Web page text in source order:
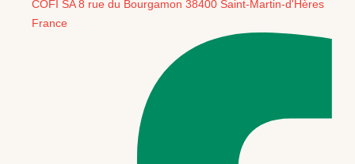
COFI SA 8 rue du Bourgamon 38400 Saint-Martin-d'Hères
France